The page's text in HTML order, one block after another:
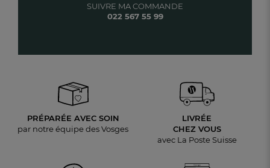
SUIVRE MA COMMANDE
022 567 55 99
PRÉPARÉE AVEC SOIN
par notre équipe des Vosges
LIVRÉE
CHEZ VOUS
avec La Poste Suisse